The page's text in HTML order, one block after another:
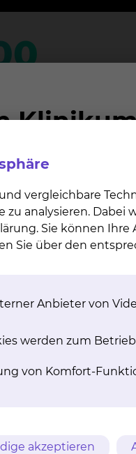
/ Po­ly­t­rau­ma
Verletzungen
Versorgungsstufe
mehr
vergleichbare
zu analysieren.
Sie können
Sie über den
Anbieter von
werden zum
von Komfort-
akzeptieren